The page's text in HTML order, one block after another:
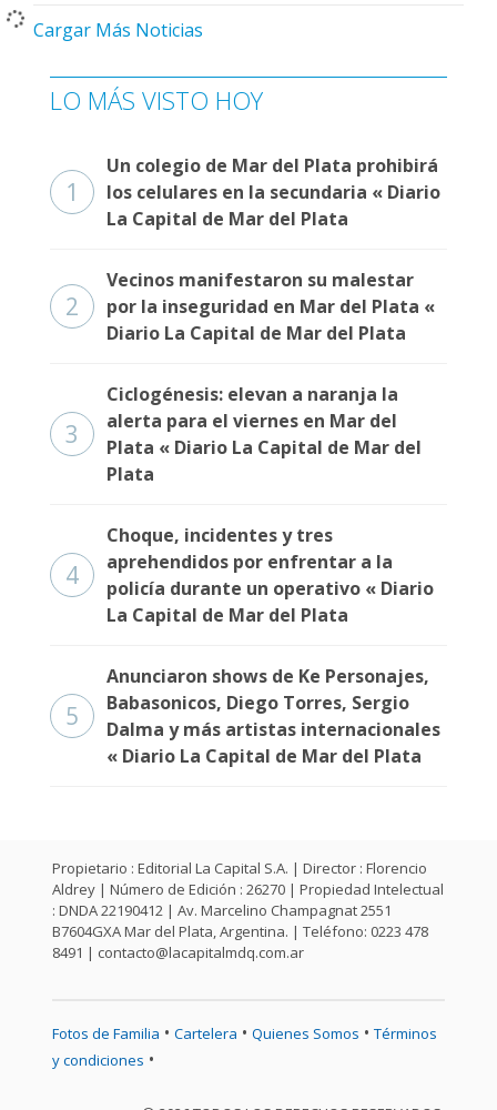
Cargar Más Noticias
LO MÁS VISTO HOY
1
Un colegio de Mar del Plata prohibirá
los celulares en la secundaria « Diario
La Capital de Mar del Plata
2
Vecinos manifestaron su malestar
por la inseguridad en Mar del Plata «
Diario La Capital de Mar del Plata
3
Ciclogénesis: elevan a naranja la
alerta para el viernes en Mar del
Plata « Diario La Capital de Mar del
Plata
4
Choque, incidentes y tres
aprehendidos por enfrentar a la
policía durante un operativo « Diario
La Capital de Mar del Plata
5
Anunciaron shows de Ke Personajes,
Babasonicos, Diego Torres, Sergio
Dalma y más artistas internacionales
« Diario La Capital de Mar del Plata
Propietario : Editorial La Capital S.A. | Director : Florencio
Aldrey | Número de Edición : 26270 | Propiedad Intelectual
: DNDA 22190412 | Av. Marcelino Champagnat 2551
B7604GXA Mar del Plata, Argentina. | Teléfono: 0223 478
8491 | contacto@lacapitalmdq.com.ar
Fotos de Familia • Cartelera • Quienes Somos • Términos
y condiciones •